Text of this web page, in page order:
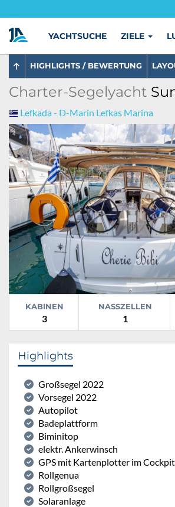
YACHTSUCHE ZIELE
HIGHLIGHTS / BEWERTUNG
Charter-Segelyacht
Lefkada - D-Marin Lefkas Marina
KABINEN
3
NASSZELLEN
1
Highlights
Großsegel 2022
Vorsegel 2022
Autopilot
Badeplattform
Biminitop
elektr. Ankerwinsch
GPS mit Kartenplotter im Cockpit
Rollgenua
Rollgroßsegel
Solaranlage